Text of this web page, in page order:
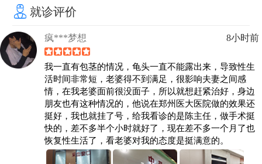
就诊评价
疯***梦想 8小时前
我一直有包茎的情况，龟头一直不能露出来，导致性生
活时间非常短，老婆得不到满足，很影响夫妻之间感
情，在我老婆面前很没面子，所以就想赶紧治好，身边
朋友也有这种情况的，他说在郑州医大医院做的效果还
挺好，我也就挂了号，给我看诊的是陈主任，做手术挺
快的，差不多半个小时就好了，现在差不多一个月了也
恢复性生活了，看老婆对我的态度是挺满意的。